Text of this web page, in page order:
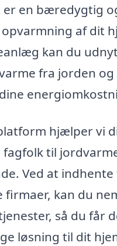
er en bæredygtig
af dit
kan du
fra jorden og
hjælper vi
fagfolk til
Ved at
firmaer, kan du
så du får
løsning til dit